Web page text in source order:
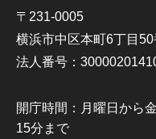
〒231-0005
横浜市中区本町6丁目
法人番号：
開庁時間：月曜日から
15分まで